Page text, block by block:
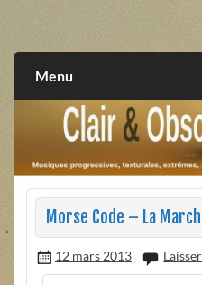
extrêmes, alternatives,
Menu
Morse Code – La
12 mars 2013